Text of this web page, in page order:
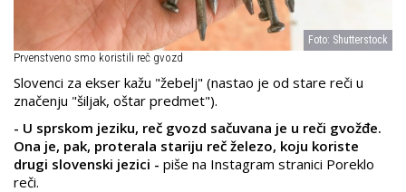
Foto: Shutterstock
Prvenstveno smo koristili reč gvozd
Slovenci za ekser kažu "žebelj" (nastao je od stare reči u
značenju "šiljak, oštar predmet").
- U sprskom jeziku, reč gvozd sačuvana je u reči gvožđe.
Ona je, pak, proterala stariju reč železo, koju koriste
drugi slovenski jezici - piše na Instagram stranici Poreklo
reči.